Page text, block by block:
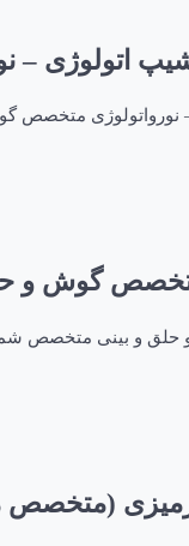
اتولوژی
گوش و
(متخصص